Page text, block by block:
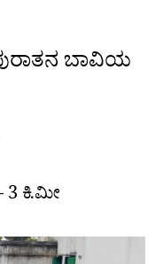
ಬಾವಿಯ
3 ಕಿ.ಮೀ